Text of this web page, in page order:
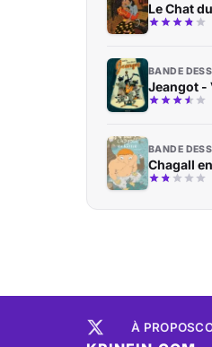
Le Chat
BANDE
Jeangot -
BANDE
Chagall
À PROPOS